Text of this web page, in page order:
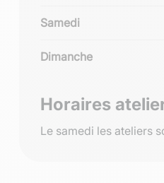
Samedi
Dimanche
Horaires
Le samedi les ateliers